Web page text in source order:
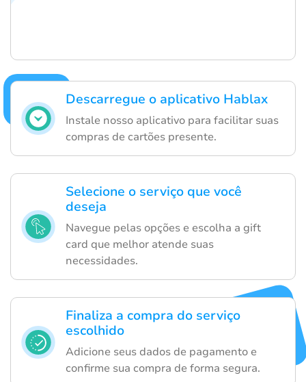
Descarregue o aplicativo Hablax
Instale nosso aplicativo para facilitar suas
compras de cartões presente.
Selecione o serviço que você
deseja
Navegue pelas opções e escolha a gift
card que melhor atende suas
necessidades.
Finaliza a compra do serviço
escolhido
Adicione seus dados de pagamento e
confirme sua compra de forma segura.